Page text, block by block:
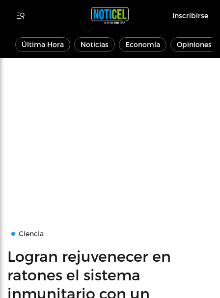
Inscribirse
Última Hora Noticias Economía Opiniones
Ciencia
Logran rejuvenecer en
ratones el sistema
inmunitario con un